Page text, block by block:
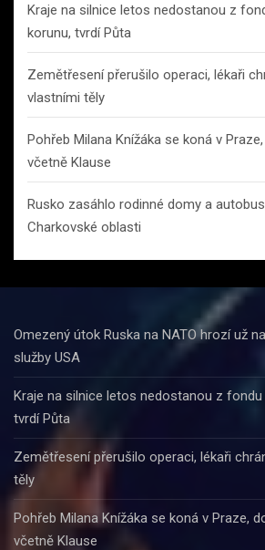
Kraje na silnice letos nedostanou z
korunu, tvrdí Půta
Zemětřesení přerušilo operaci, lékaři
vlastními těly
Pohřeb Milana Knížáka se koná v
včetně Klause
Rusko zasáhlo rodinné domy a
Charkovské oblasti
Omezený útok Ruska na NATO hrozí už
služby USA
Kraje na silnice letos nedostanou z fondu
tvrdí Půta
Zemětřesení přerušilo operaci, lékaři
těly
Pohřeb Milana Knížáka se koná v Praze,
včetně Klause